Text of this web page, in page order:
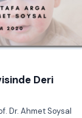
Deri
Dr. Ahmet Soysal